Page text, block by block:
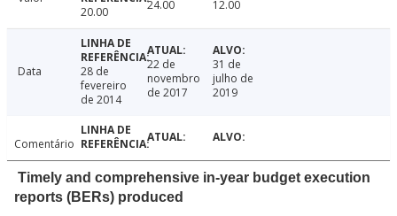
20.00
24.00 12.00
Data
28 de
fevereiro
de 2014
22 de
novembro
de 2017
31 de
julho de
2019
Comentário
Timely and comprehensive in-year budget execution
reports (BERs) produced